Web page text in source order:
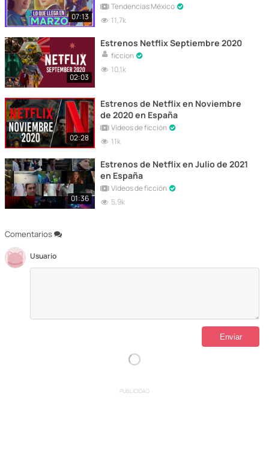
Comentarios
Usuario
07:13
Tendencias México
11,7k
02:03
Estrenos Netflix Septiembre 2020
ficcion
10,1k
02:28
Estrenos de Netflix en Noviembre
de 2020 en España
Vídeos de ficción
11k
01:36
Estrenos de Netflix en Julio de 2021
en España
Vídeos de ficción
5,9k
PUBLICIDAD